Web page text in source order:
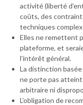
activité (liberté
coûts, des
techniques
Elles ne remettent
plateforme, et
l’intérêt général.
La distinction
ne porte pas
arbitraire ni
L’obligation de